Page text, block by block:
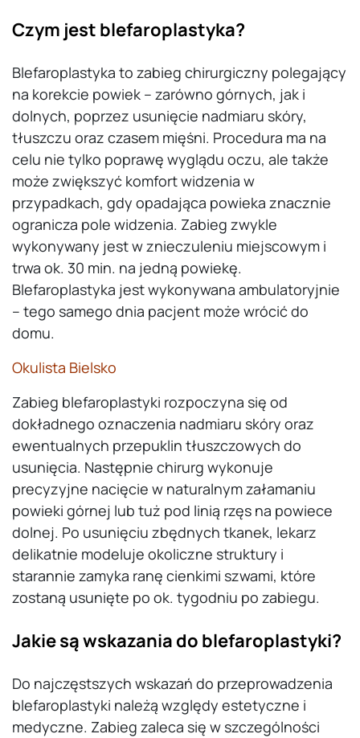
Czym jest blefaroplastyka?
Blefaroplastyka to zabieg chirurgiczny polegający
na korekcie powiek – zarówno górnych, jak i
dolnych, poprzez usunięcie nadmiaru skóry,
tłuszczu oraz czasem mięśni. Procedura ma na
celu nie tylko poprawę wyglądu oczu, ale także
może zwiększyć komfort widzenia w
przypadkach, gdy opadająca powieka znacznie
ogranicza pole widzenia. Zabieg zwykle
wykonywany jest w znieczuleniu miejscowym i
trwa ok. 30 min. na jedną powiekę.
Blefaroplastyka jest wykonywana ambulatoryjnie
– tego samego dnia pacjent może wrócić do
domu.
Okulista Bielsko
Zabieg blefaroplastyki rozpoczyna się od
dokładnego oznaczenia nadmiaru skóry oraz
ewentualnych przepuklin tłuszczowych do
usunięcia. Następnie chirurg wykonuje
precyzyjne nacięcie w naturalnym załamaniu
powieki górnej lub tuż pod linią rzęs na powiece
dolnej. Po usunięciu zbędnych tkanek, lekarz
delikatnie modeluje okoliczne struktury i
starannie zamyka ranę cienkimi szwami, które
zostaną usunięte po ok. tygodniu po zabiegu.
Jakie są wskazania do blefaroplastyki?
Do najczęstszych wskazań do przeprowadzenia
blefaroplastyki należą względy estetyczne i
medyczne. Zabieg zaleca się w szczególności